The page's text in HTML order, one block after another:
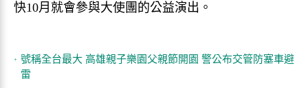
快10月就會參與大使團的公益演出。
號稱全台最大 高雄親子樂園父親節開園 警公布交管防塞車避
雷